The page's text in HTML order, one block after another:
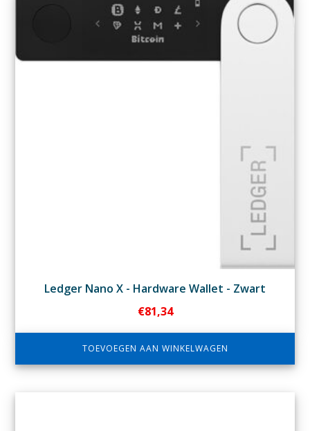
Ledger Nano X - Hardware Wallet - Zwart
€81,34
TOEVOEGEN AAN WINKELWAGEN